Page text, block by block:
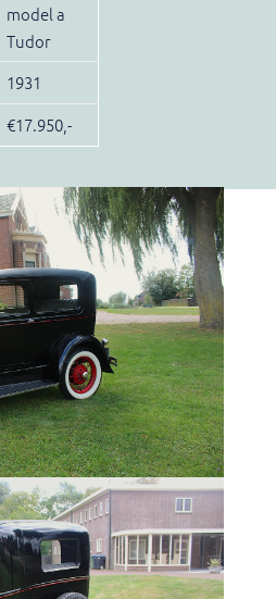
model a
Tudor
1931
€17.950,-